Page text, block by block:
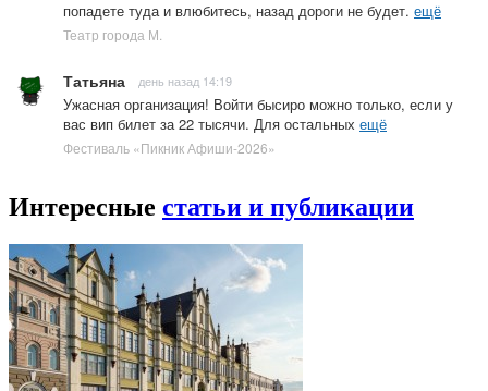
попадете туда и влюбитесь, назад дороги не будет. ещё
Театр города М.
Татьяна день назад 14:19
Ужасная организация! Войти бысиро можно только, если у
вас вип билет за 22 тысячи. Для остальных ещё
Фестиваль «Пикник Афиши-2026»
Интересные статьи и публикации